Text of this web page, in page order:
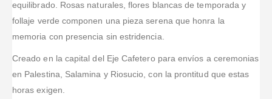
equilibrado. Rosas naturales, flores blancas de temporada y
follaje verde componen una pieza serena que honra la
memoria con presencia sin estridencia.
Creado en la capital del Eje Cafetero para envíos a ceremonias
en Palestina, Salamina y Riosucio, con la prontitud que estas
horas exigen.